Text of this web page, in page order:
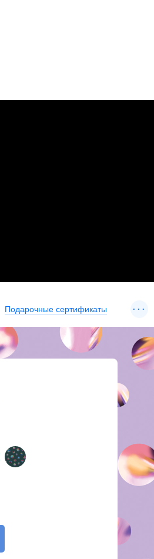
Подарочные сертификаты ...